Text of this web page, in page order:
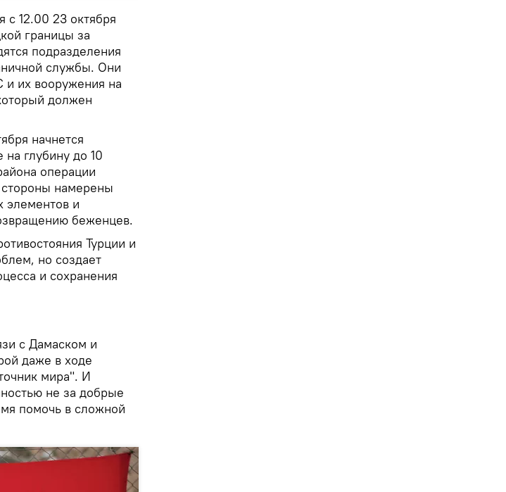
12.00 23 октября
границы за
подразделения
службы. Они
и их вооружения на
должен
начнется
на глубину до 10
операции
намерены
элементов и
беженцев.
Турции и
но создает
и сохранения
с Дамаском и
даже в ходе
мира". И
не за добрые
помочь в сложной